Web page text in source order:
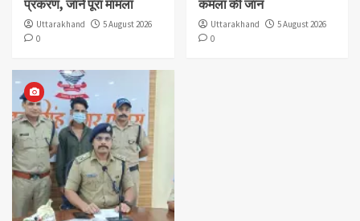
प्रकरण, जानें पूरा मामला
Uttarakhand
5 August 2026
0
कमला की जान
Uttarakhand
5 August 2026
0